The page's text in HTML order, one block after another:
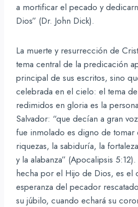
a mortificar el pecado y
Dios” (Dr. John Dick).
La muerte y resurrección de
tema central de la predicación
principal de sus escritos, sino
celebrada en el cielo: el tema
redimidos en gloria es la
Salvador: “que decían a gran
fue inmolado es digno de tomar
riquezas, la sabiduría, la
y la alabanza” (Apocalipsis
hecha por el Hijo de Dios, es el
esperanza del pecador
su júbilo, cuando echará su